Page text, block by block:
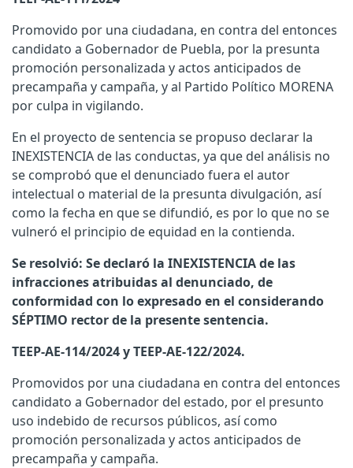
Promovido por una ciudadana, en contra del entonces
candidato a Gobernador de Puebla, por la presunta
promoción personalizada y actos anticipados de
precampaña y campaña, y al Partido Político MORENA
por culpa in vigilando.
En el proyecto de sentencia se propuso declarar la
INEXISTENCIA de las conductas, ya que del análisis no
se comprobó que el denunciado fuera el autor
intelectual o material de la presunta divulgación, así
como la fecha en que se difundió, es por lo que no se
vulneró el principio de equidad en la contienda.
Se resolvió: Se declaró la INEXISTENCIA de las
infracciones atribuidas al denunciado, de
conformidad con lo expresado en el considerando
SÉPTIMO rector de la presente sentencia.
TEEP-AE-114/2024 y TEEP-AE-122/2024.
Promovidos por una ciudadana en contra del entonces
candidato a Gobernador del estado, por el presunto
uso indebido de recursos públicos, así como
promoción personalizada y actos anticipados de
precampaña y campaña.